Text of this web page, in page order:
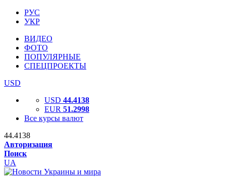
РУС
УКР
ВИДЕО
ФОТО
ПОПУЛЯРНЫЕ
СПЕЦПРОЕКТЫ
USD
USD 44.4138
EUR 51.2998
Все курсы валют
44.4138
Авторизация
Поиск
UA